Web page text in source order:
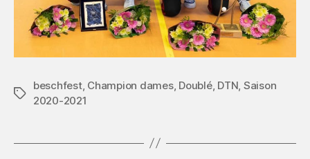
Étiquettes
beschfest, Champion dames, Doublé, DTN Saison
2020-2021